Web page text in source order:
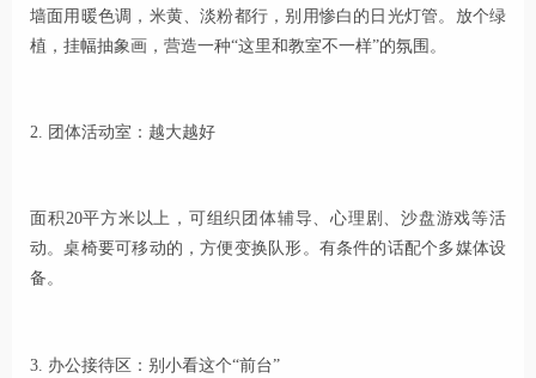
墙面用暖色调，米黄、淡粉都行，别用惨白的日光灯管。放个绿
植，挂幅抽象画，营造一种“这里和教室不一样”的氛围。
2. 团体活动室：越大越好
面积20平方米以上，可组织团体辅导、心理剧、沙盘游戏等活
动。桌椅要可移动的，方便变换队形。有条件的话配个多媒体设
备。
3. 办公接待区：别小看这个“前台”